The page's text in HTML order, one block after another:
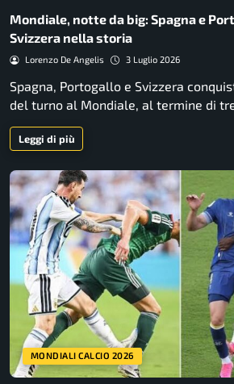
Mondiale, notte da big: Spagna e
Svizzera nella storia
Lorenzo De Angelis 3 Luglio 2026
Spagna, Portogallo e Svizzera
del turno al Mondiale, al termine di
Leggi di più
MONDIALI CALCIO 2026